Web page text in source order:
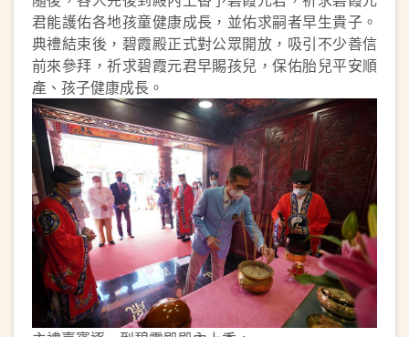
君能護佑各地孩童健康成長，並佑求嗣者早生貴子。
典禮結束後，碧霞殿正式對公眾開放，吸引不少善信
前來參拜，祈求碧霞元君早賜孩兒，保佑胎兒平安順
產、孩子健康成長。